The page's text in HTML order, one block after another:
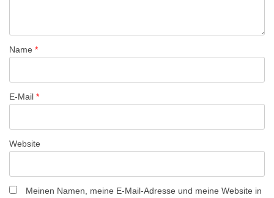
t
o
Name *
E-Mail *
Website
Meinen Namen, meine E-Mail-Adresse und meine Website in